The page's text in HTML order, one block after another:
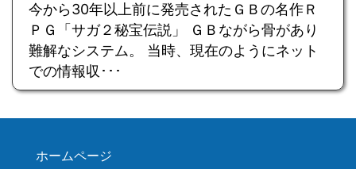
今から30年以上前に発売されたＧＢの名作Ｒ
ＰＧ「サガ２秘宝伝説」 ＧＢながら骨があり
難解なシステム。 当時、現在のようにネット
での情報収･･･
ホームページ